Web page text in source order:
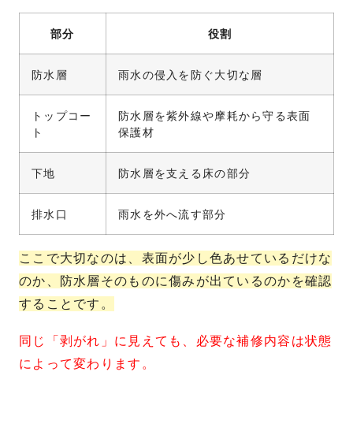
部分 役割
防水層 雨水の侵入を防ぐ大切な層
トップコー
ト
防水層を紫外線や摩耗から守る表面
保護材
下地 防水層を支える床の部分
排水口 雨水を外へ流す部分
ここで大切なのは、表面が少し色あせているだけな
のか、防水層そのものに傷みが出ているのかを確認
することです。
同じ「剥がれ」に見えても、必要な補修内容は状態
によって変わります。